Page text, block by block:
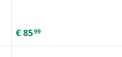
€ 8599